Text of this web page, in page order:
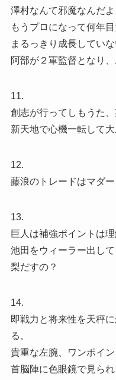
澤村なんて邪魔なんだよ
もうプロになって何年目
まるっきり成長していな
阿部が２軍監督となり
11.
創志が行ってしもうた、
新天地で心機一転して
12.
藤浪のトレードはマダー
13.
巨人は補強ポイントは
池田をウィーラー出し
梨だすの？
14.
即戦力と将来性を天秤
る。
貴重な左腕、ワンポイン
首脳陣に色眼鏡で見ら